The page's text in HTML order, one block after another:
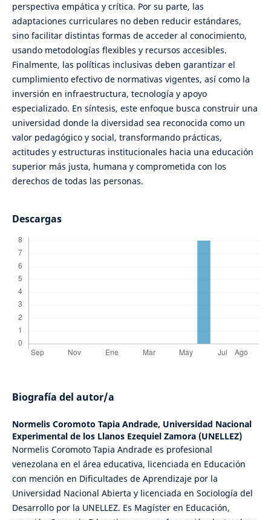
perspectiva empática y crítica. Por su parte, las
adaptaciones curriculares no deben reducir estándares,
sino facilitar distintas formas de acceder al conocimiento,
usando metodologías flexibles y recursos accesibles.
Finalmente, las políticas inclusivas deben garantizar el
cumplimiento efectivo de normativas vigentes, así como la
inversión en infraestructura, tecnología y apoyo
especializado. En síntesis, este enfoque busca construir una
universidad donde la diversidad sea reconocida como un
valor pedagógico y social, transformando prácticas,
actitudes y estructuras institucionales hacia una educación
superior más justa, humana y comprometida con los
derechos de todas las personas.
Descargas
Biografía del autor/a
Normelis Coromoto Tapia Andrade, Universidad Nacional
Experimental de los Llanos Ezequiel Zamora (UNELLEZ)
Normelis Coromoto Tapia Andrade es profesional
venezolana en el área educativa, licenciada en Educación
con mención en Dificultades de Aprendizaje por la
Universidad Nacional Abierta y licenciada en Sociología del
Desarrollo por la UNELLEZ. Es Magíster en Educación,